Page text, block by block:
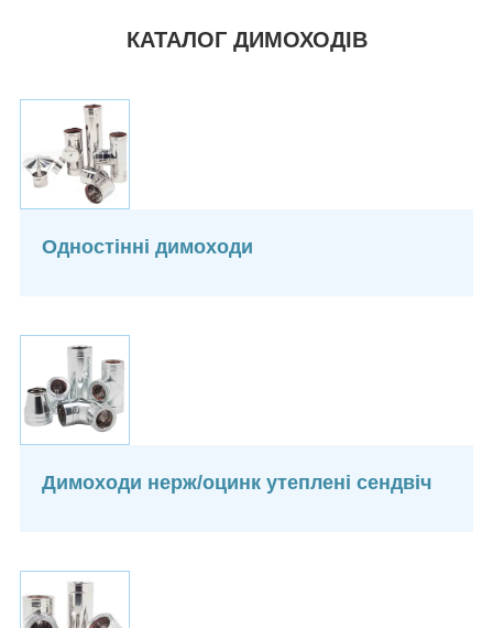
КАТАЛОГ ДИМОХОДІВ
Одностінні димоходи
Димоходи нерж/оцинк утеплені сендвіч